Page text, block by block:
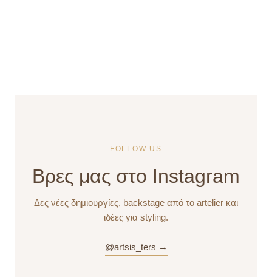
FOLLOW US
Βρες μας στο Instagram
Δες νέες δημιουργίες, backstage από το artelier και
ιδέες για styling.
@artsis_ters →